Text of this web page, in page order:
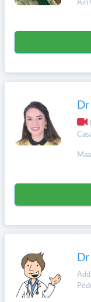
Ain